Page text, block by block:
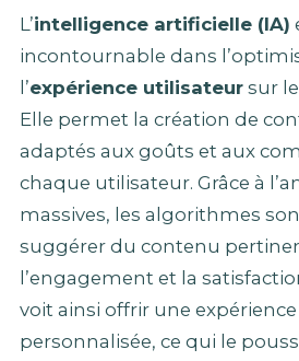
L’intelligence artificielle (IA)
incontournable dans
l’expérience utilisateur sur
Elle permet la création de
adaptés aux goûts et aux
chaque utilisateur. Grâce à
massives, les algorithmes
suggérer du contenu
l’engagement et la
voit ainsi offrir une
personnalisée, ce qui le